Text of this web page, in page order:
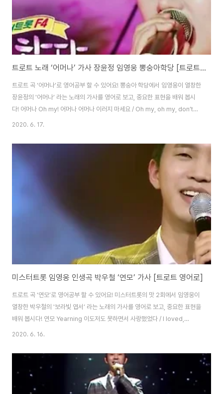
트로트 노래 ‘어머나’ 가사 장윤정 임영웅 뽕숭아학당 [트로트 영어로]
트로트 곡 ‘어머나’로 영어공부 할 수 있어요! 뽕숭아 학당에서 임영웅이 열창한
장윤정의 '어머나’ 라는 노래의 가사를 영어로 보고, 중요한 표현을 배워 봅시
다! 어머나 Oh my! 어머나 어머나 이러지 마세요 / Oh my, oh my, don’t
be like this 여자의 마음은 갈대랍니다 / A woman’s heart is like a reed
돼요 / Don’t ask for anything from me anymore 오늘 처음 만난 당신이
지만 / I met you for the first time today 내 사랑인 걸요 / It’s my love
2020. 6. 17.
미스터트롯 임영웅 인생곡 박우철 ‘연모’ 가사 [트로트 영어로]
트로트 곡 ‘연모’로 영어공부 할 수 있어요! 미스터트롯의 맛 2회에서 임영웅이
열창한 박우철의 '보라빛 엽서’ 라는 노래의 가사를 영어로 보고, 중요한 표현을
배워 봅시다! 연모 Yearning 이도저도 못하면서 사랑했었다 / I loved,
incapable of doing anything else 앞이캄캄 안보이지만 / I can’t see
promise 돌아가는 길을 지웠다 / We erased the way back 시간은 우리
편이 아니라 해도 / Though time is not on our side 이제와 왔던 길을 바
꿀 수 있나 / Can we change the way we’ve come..
2020. 6. 16.